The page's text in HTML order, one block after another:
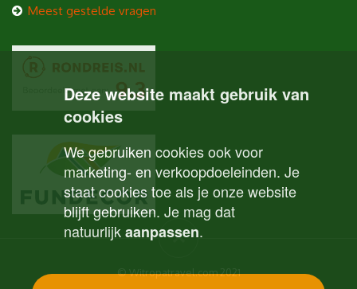
Deze website maakt gebruik van
cookies
We gebruiken cookies ook voor
marketing- en verkoopdoeleinden. Je
staat cookies toe als je onze website
blijft gebruiken. Je mag dat
natuurlijkaanpassen.
Meest gestelde vragen
© Witropatravel.com 2021